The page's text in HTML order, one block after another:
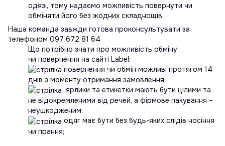
одязі, тому надаємо можливість повернути чи
обміняти його без жодних складнощів.
Наша команда завжди готова проконсультувати за
телефоном 097 672 81 64
Що потрібно знати про можливість обміну
чи повернення на сайті Label:
повернення чи обмін можливі протягом 14
днів з моменту отримання замовлення;
ярлики та етикетки мають бути цілими та
не відокремленими від речей, а фірмове пакування –
неушкодженим;
одяг має бути без будь-яких слідів носіння
чи прання;